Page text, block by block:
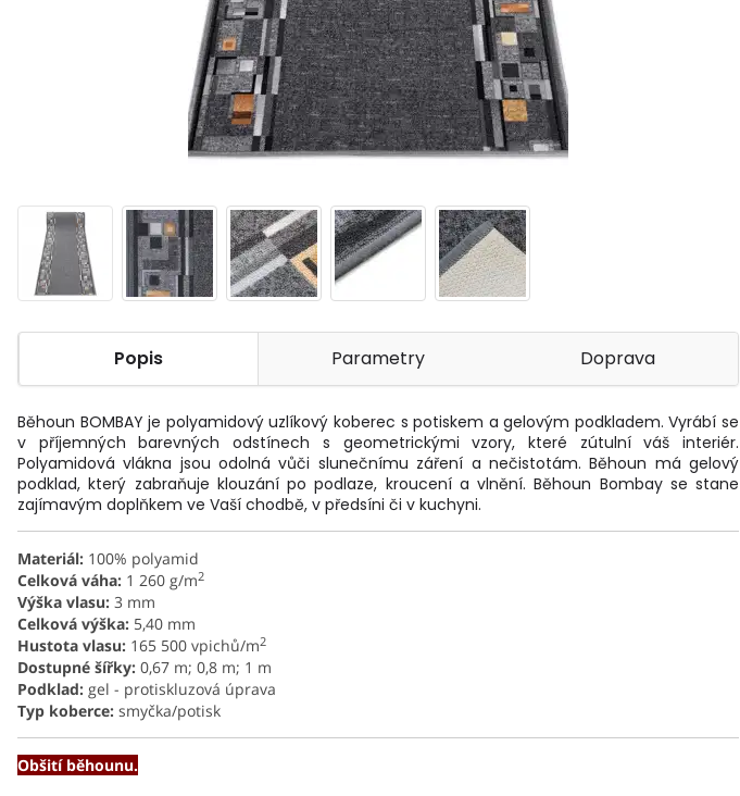
Popis Parametry Doprava
Běhoun BOMBAY je polyamidový uzlíkový koberec s potiskem a gelovým podkladem. Vyrábí se
v příjemných barevných odstínech s geometrickými vzory, které zútulní váš interiér.
Polyamidová vlákna jsou odolná vůči slunečnímu záření a nečistotám. Běhoun má gelový
podklad, který zabraňuje klouzání po podlaze, kroucení a vlnění. Běhoun Bombay se stane
zajímavým doplňkem ve Vaší chodbě, v předsíni či v kuchyni.
Materiál: 100% polyamid
Celková váha: 1 260 g/m2
Výška vlasu: 3 mm
Celková výška: 5,40 mm
Hustota vlasu: 165 500 vpichů/m2
Dostupné šířky: 0,67 m; 0,8 m; 1 m
Podklad: gel - protiskluzová úprava
Typ koberce: smyčka/potisk
Obšití běhounu.